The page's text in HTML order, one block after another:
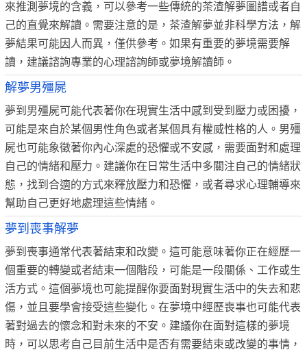
來推測夢境的含義，可以參考一些傳統的茶渣解夢圖譜或者自
己的直覺來解讀。需要注意的是，茶渣解夢並非科學方法，解
夢結果可能因人而異，僅供參考。如果有重要的夢境需要解
讀，建議諮詢專業的心理諮詢師或夢境解讀師。
解夢男殭屍
夢到男殭屍可能代表著你在現實生活中感到受到壓力或困擾，
可能是來自於某個男性角色或者某個具有權威性格的人。男殭
屍也可能象徵著你內心深處的恐懼或不安感，需要面對和處理
自己的情緒和壓力。建議你在日常生活中多關注自己的情緒狀
態，找到合適的方式來釋放壓力和恐懼，或者尋求心理輔導來
幫助自己更好地處理這些情緒。
夢到喪事解夢
夢到喪事通常代表著結束和改變。這可能意味著你正在經歷一
個重要的轉變或者結束一個階段，可能是一段關係、工作或生
活方式。這個夢境也可能提醒你要面對現實生活中的失去和悲
傷，並且要學會接受這些變化。在夢境中經歷喪事也可能代表
著對過去的懷念和對未來的不安。建議你在面對這樣的夢境
時，可以思考自己目前生活中是否有需要結束或改變的事情，